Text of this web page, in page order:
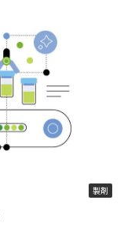
製剤